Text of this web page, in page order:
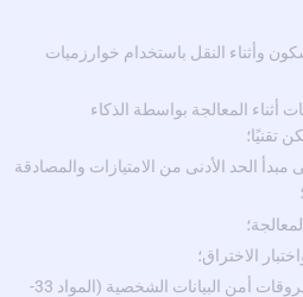
وأثناء النقل باستخدام خوارزميات
أثناء المعالجة بواسطة الذكاء
تقنيًا؛
الحد الأدنى من الامتيازات والمصادقة
الاختراق؛
إجراءات إدارة الحوادث وخروقات أمن البيانات الشخصية (المواد 33-